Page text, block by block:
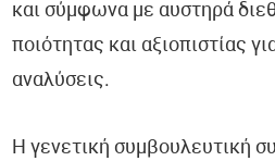
και σύμφωνα με αυστηρά
ποιότητας και αξιοπιστίας
αναλύσεις.
Η γενετική συμβουλευτική